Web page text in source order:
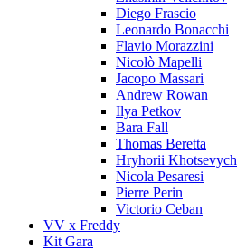
Diego Frascio
Leonardo Bonacchi
Flavio Morazzini
Nicolò Mapelli
Jacopo Massari
Andrew Rowan
Ilya Petkov
Bara Fall
Thomas Beretta
Hryhorii Khotsevych
Nicola Pesaresi
Pierre Perin
Victorio Ceban
VV x Freddy
Kit Gara